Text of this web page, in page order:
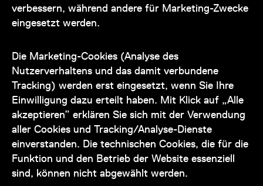
verbessern, während andere für Marketing-Zwecke
eingesetzt werden.
Die Marketing-Cookies (Analyse des
Nutzerverhaltens und das damit verbundene
Tracking) werden erst eingesetzt, wenn Sie Ihre
Einwilligung dazu erteilt haben. Mit Klick auf „Alle
akzeptieren” erklären Sie sich mit der Verwendung
aller Cookies und Tracking/Analyse-Dienste
einverstanden. Die technischen Cookies, die für die
Funktion und den Betrieb der Website essenziell
sind, können nicht abgewählt werden.
auch telefonisch zur Verfügung:
+43 1 505 87 47 85173
service@wienmuseum.at